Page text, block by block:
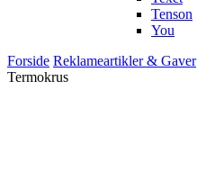
Tenson
You
Forside Reklameartikler & Gaver
Termokrus